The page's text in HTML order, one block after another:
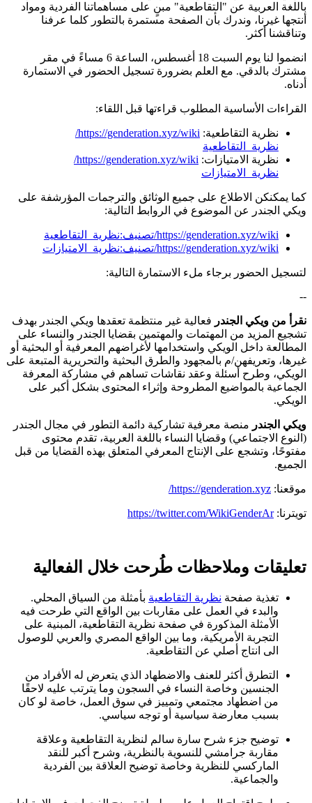
باللغة العربية عن "التقاطعية" مبنٍ على مساهماتنا الفردية ومواد
أنتجها غيرنا، وندرك بأن الصفحة مستمرة بالتطور كلما عرفنا
وتناقشنا أكثر.
انضموا لنا يوم السبت 18 أغسطس، الساعة 6 مساءً في مقر
مشترك بالدقي. مع العلم بضرورة تسجيل الحضور في الاستمارة
أدناه.
القراءات الأساسية المطلوب قراءتها قبل اللقاء:
نظرية التقاطعية:
https://genderation.xyz/wiki/
نظرية_التقاطعية
نظرية الامتيازات:
https://genderation.xyz/wiki/
نظرية_الامتيازات
كما يمكنكن الاطلاع على جميع الوثائق والترجمات المؤرشفة على
ويكي الجندر عن الموضوع في الروابط التالية:
https://genderation.xyz/wiki/تصنيف:نظرية_التقاطعية
https://genderation.xyz/wiki/تصنيف:نظرية_الامتيازات
لتسجيل الحضور برجاء ملء الاستمارة التالية:
--
نقرأ من ويكي الجندر فعالية غير منتظمة تعقدها ويكي الجندر بهدف
تشجيع المزيد من المهتمات والمهتمين بقضايا الجندر والنساء على
المطالعة داخل الويكي واستخدامها لأغراضهم المعرفية أو البحثية أو
غيرها، وتعريفهن/م بالمجهود والطرق البحثية والتحريرية المتبعة على
الويكي، وطرح أسئلة وعقد نقاشات تساهم في مشاركة المعرفة
الجماعية بالمواضيع المطروحة وإثراء المحتوى بشكل أكبر على
الويكي.
ويكي الجندر منصة معرفية تشاركية دائمة التطور في مجال الجندر
(النوع الاجتماعي) وقضايا النساء باللغة العربية، تقدم محتوى
مفتوحًا، وتشجع على الإنتاج المعرفي المتعلق بهذه القضايا من قبل
الجميع.
موقعنا: https://genderation.xyz/
تويترنا:https://twitter.com/WikiGenderAr
تعليقات وملاحظات طُرحت خلال الفعالية
تغذية صفحة نظرية التقاطعية بأمثلة من السياق المحلي.
والبدء في العمل على مقاربات بين الواقع التي طرحت فيه
الأمثلة المذكورة في صفحة نظرية التقاطعية، المبنية على
التجربة الأمريكية، وما بين الواقع المصري والعربي للوصول
الى انتاج أصلي عن التقاطعية.
التطرق أكثر للعنف والاضطهاد الذي يتعرض له الأفراد من
الجنسين وخاصة النساء في السجون وما يترتب عليه لاحقًا
من اضطهاد مجتمعي وتمييز في سوق العمل، خاصة لو كان
بسبب معارضة سياسية أو توجه سياسي.
توضيح جزء شرح سارة سالم لنظرية التقاطعية وعلاقة
مقاربة جرامشي للنسوية بالنظرية، وشرح أكبر للنقد
الماركسي للنظرية وخاصة توضيح العلاقة بين الفردية
والجماعية.